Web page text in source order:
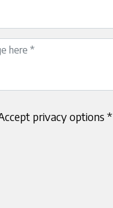
privacy options *